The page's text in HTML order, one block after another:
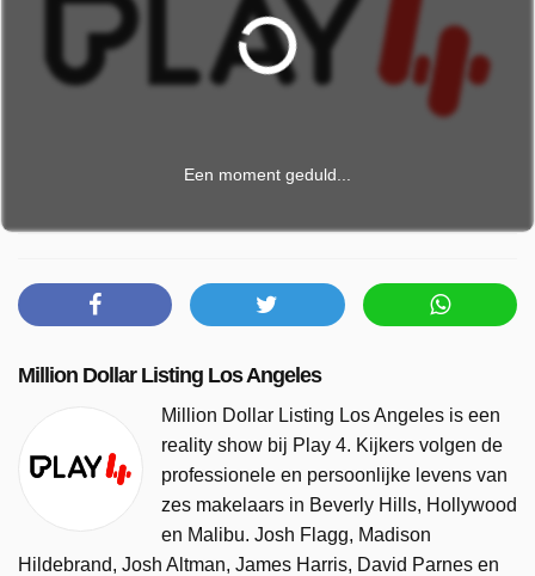
Een moment geduld...
Million Dollar Listing Los Angeles
Million Dollar Listing Los Angeles is een
reality show bij Play 4. Kijkers volgen de
professionele en persoonlijke levens van
zes makelaars in Beverly Hills, Hollywood
en Malibu. Josh Flagg, Madison
Hildebrand, Josh Altman, James Harris, David Parnes en